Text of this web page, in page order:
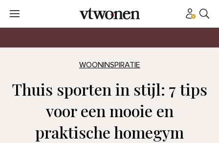
WOONINSPIRATIE
Thuis sporten in stijl: 7 tips
voor een mooie en
praktische homegym